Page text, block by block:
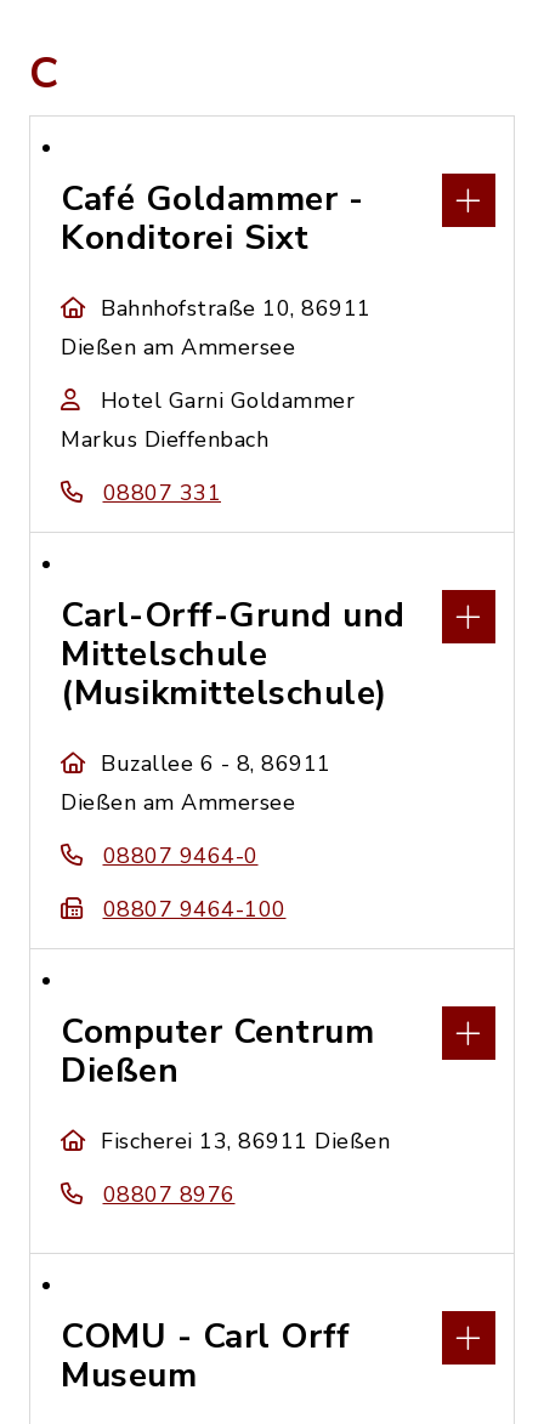
C
Café Goldammer -
Konditorei Sixt
Bahnhofstraße 10, 86911
Dießen am Ammersee
Hotel Garni Goldammer
Markus Dieffenbach
08807 331
Carl-Orff-Grund und
Mittelschule
(Musikmittelschule)
Buzallee 6 - 8, 86911
Dießen am Ammersee
08807 9464-0
08807 9464-100
Computer Centrum
Dießen
Fischerei 13, 86911 Dießen
08807 8976
COMU - Carl Orff
Museum